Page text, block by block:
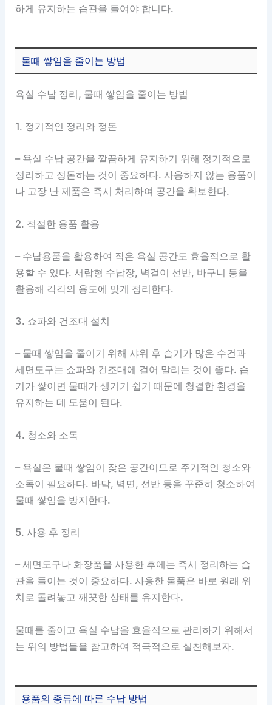
하게 유지하는 습관을 들여야 합니다.
물때 쌓임을 줄이는 방법
욕실 수납 정리, 물때 쌓임을 줄이는 방법
1. 정기적인 정리와 정돈
– 욕실 수납 공간을 깔끔하게 유지하기 위해 정기적으로
정리하고 정돈하는 것이 중요하다. 사용하지 않는 용품이
나 고장 난 제품은 즉시 처리하여 공간을 확보한다.
2. 적절한 용품 활용
– 수납용품을 활용하여 작은 욕실 공간도 효율적으로 활
용할 수 있다. 서랍형 수납장, 벽걸이 선반, 바구니 등을
활용해 각각의 용도에 맞게 정리한다.
3. 쇼파와 건조대 설치
– 물때 쌓임을 줄이기 위해 샤워 후 습기가 많은 수건과
세면도구는 쇼파와 건조대에 걸어 말리는 것이 좋다. 습
기가 쌓이면 물때가 생기기 쉽기 때문에 청결한 환경을
유지하는 데 도움이 된다.
4. 청소와 소독
– 욕실은 물때 쌓임이 잦은 공간이므로 주기적인 청소와
소독이 필요하다. 바닥, 벽면, 선반 등을 꾸준히 청소하여
물때 쌓임을 방지한다.
5. 사용 후 정리
– 세면도구나 화장품을 사용한 후에는 즉시 정리하는 습
관을 들이는 것이 중요하다. 사용한 물품은 바로 원래 위
치로 돌려놓고 깨끗한 상태를 유지한다.
물때를 줄이고 욕실 수납을 효율적으로 관리하기 위해서
는 위의 방법들을 참고하여 적극적으로 실천해보자.
용품의 종류에 따른 수납 방법